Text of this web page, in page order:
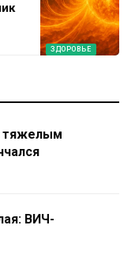
ЗДОРОВЬЕ
тяжелым
ВИЧ-